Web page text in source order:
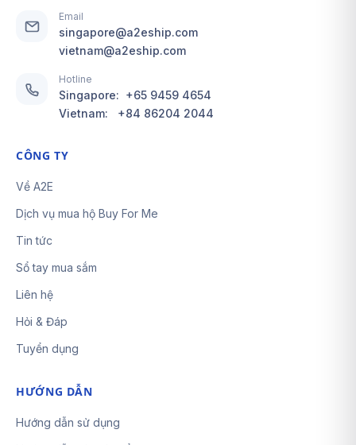
Email
singapore@a2eship.com
vietnam@a2eship.com
Hotline
Singapore: +65 9459 4654
Vietnam: +84 86204 2044
CÔNG TY
Về A2E
Dịch vụ mua hộ Buy For Me
Tin tức
Sổ tay mua sắm
Liên hệ
Hỏi & Đáp
Tuyển dụng
HƯỚNG DẪN
Hướng dẫn sử dụng